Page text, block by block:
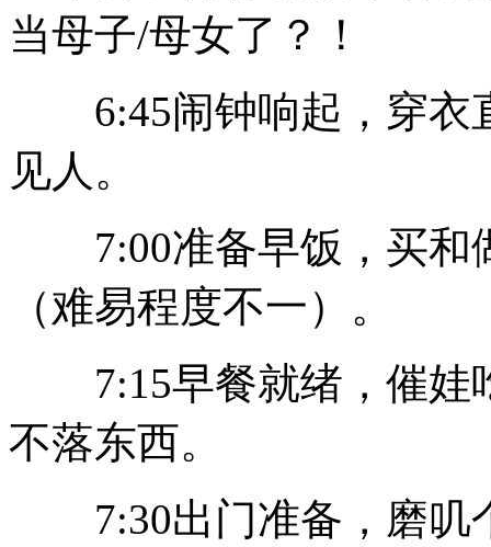
当母子/母女了？！
6:45闹钟响起，穿衣
见人。
7:00准备早饭，买和
（难易程度不一）。
7:15早餐就绪，催娃
不落东西。
7:30出门准备，磨叽